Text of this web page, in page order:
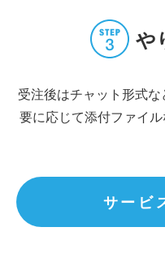
や
受注後はチャット形式
要に応じて添付ファイ
サービ